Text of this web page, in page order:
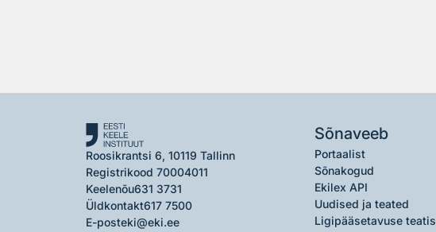
Roosikrantsi 6, 10119 Tallinn
Registrikood 70004011
Keelenõu631 3731
Üldkontakt617 7500
E-posteki@eki.ee
Sõnaveeb
Portaalist
Sõnakogud
Ekilex API
Uudised ja teated
Ligipääsetavuse teatis